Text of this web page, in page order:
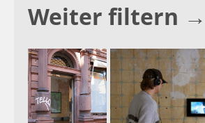
Weiter filtern →